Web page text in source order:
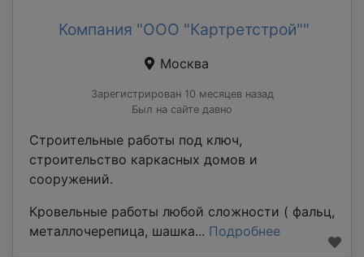
Компания "ООО "Картретстрой""
Москва
Зарегистрирован 10 месяцев назад
Был на сайте давно
Строительные работы под ключ,
строительство каркасных домов и
сооружений.
Кровельные работы любой сложности ( фальц,
металлочерепица, шашка... Подробнее